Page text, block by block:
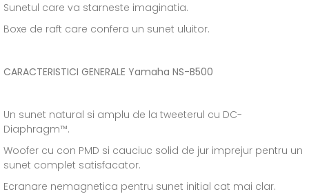
Sunetul care va starneste imaginatia.
Boxe de raft care confera un sunet uluitor.
CARACTERISTICI GENERALE Yamaha NS-B500
Un sunet natural si amplu de la tweeterul cu DC-
Diaphragm™.
Woofer cu con PMD si cauciuc solid de jur imprejur pentru un
sunet complet satisfacator.
Ecranare nemagnetica pentru sunet initial cat mai clar.